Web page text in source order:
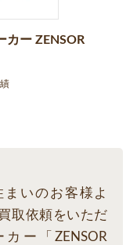
カー ZENSOR
いのお客様よ
取依頼をいただ
ー「ZENSOR